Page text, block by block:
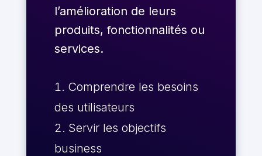
l’amélioration de leurs
produits, fonctionnalités ou
services.
Comprendre les besoins
des utilisateurs
Servir les objectifs
business